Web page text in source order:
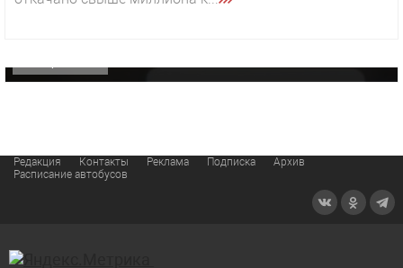
«Звезда» Метрана стала главным героем нового
Редакция Контакты Реклама Подписка
Архив
Расписание автобусов